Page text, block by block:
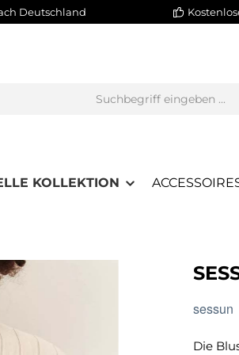
Deutschland
KOLLEKTION
sessun
Die